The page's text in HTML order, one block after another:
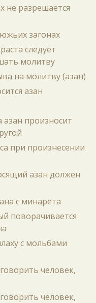
не разрешается
загонах
следует
молитву
на молитву (азан)
азан
азан произносит
при произнесении
азан должен
с минарета
поворачивается
с мольбами
человек,
человек,